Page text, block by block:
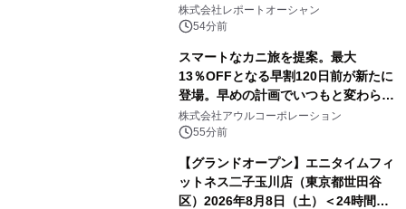
センター・高速光通信需要が成長を加
速
株式会社レポートオーシャン
54分前
スマートなカニ旅を提案。最大
13％OFFとなる早割120日前が新たに
登場。早めの計画でいつもと変わらぬ
大人の冬旅を。ー夕日ヶ浦温泉「佳松
苑 別邸ふうか」ー
株式会社アウルコーポレーション
55分前
【グランドオープン】エニタイムフィ
ットネス二子玉川店（東京都世田谷
区）2026年8月8日（土）＜24時間年